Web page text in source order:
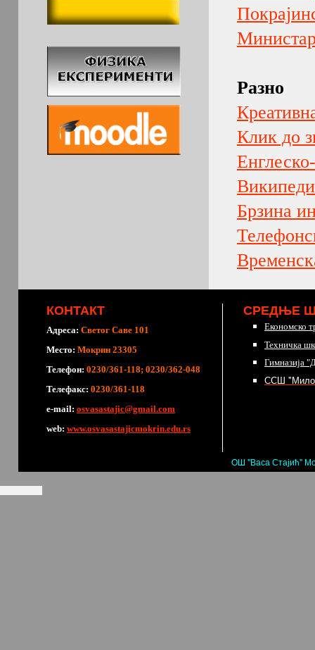
Разно
Клик до
Брзина
КОНТАКТ
Адреса: Светог Саве 101
Место: Мокрин 23305
Телефон: 0230/361-118; 0230/362-048
Телефакс: 0230/361-118
е-mail: osvasastajic@gmail.com
web: www.osvasastajicmokrin.edu.rs
СРЕДЊЕ
Економско
Техничка
Гимназија
ССШ
ОШ "Васа Стајић"